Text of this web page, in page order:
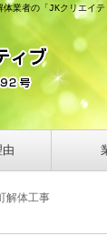
業者の「JKクリエイテ
解体工事